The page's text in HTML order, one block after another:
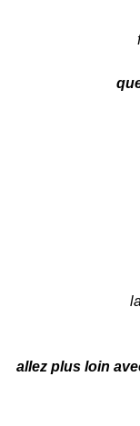
allez plus loin